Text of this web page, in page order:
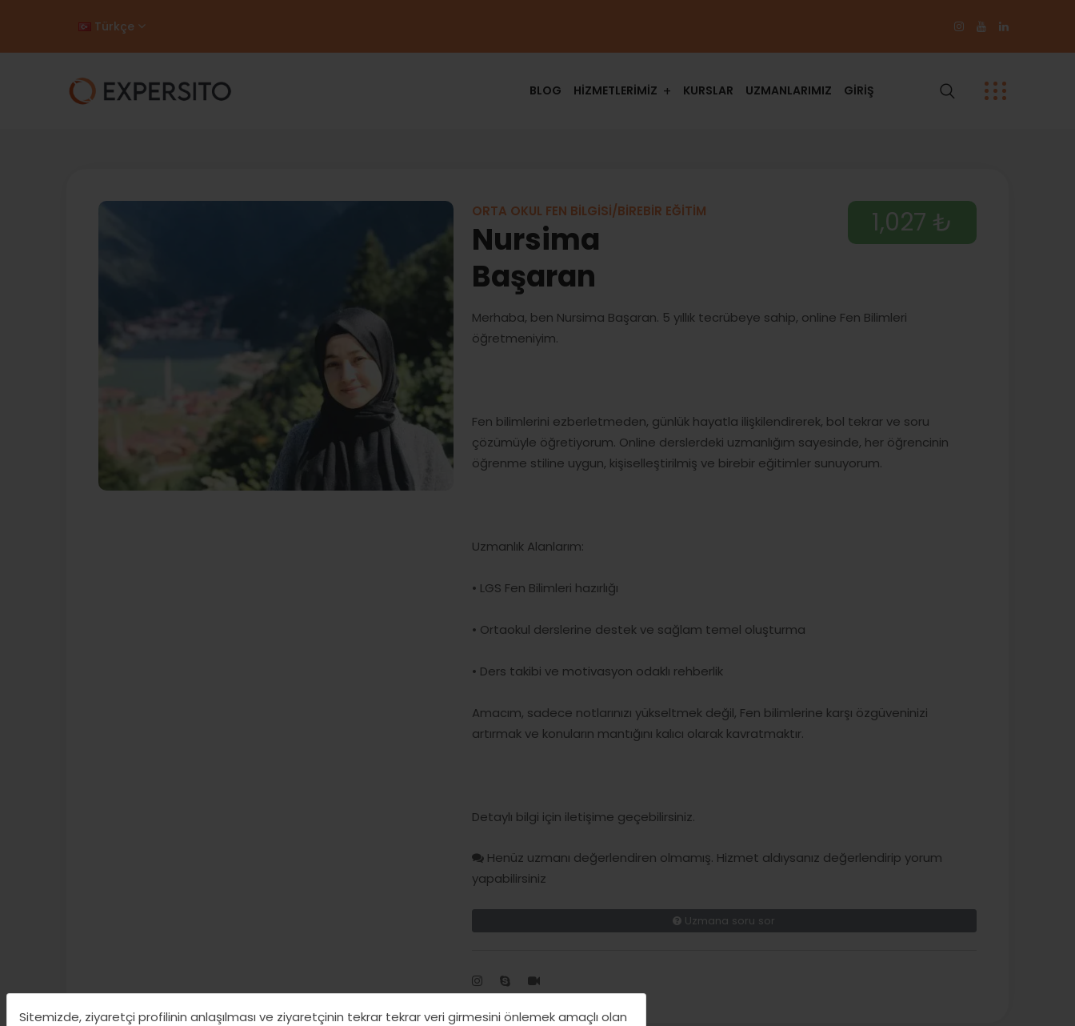
Sitemizde, ziyaretçi profilinin anlaşılması ve ziyaretçinin tekrar tekrar veri girmesini önlemek amaçlı olan
Türkçe
BLOG HİZMETLERİMİZ KURSLAR UZMANLARIMIZ GİRİŞ
ORTA OKUL FEN BİLGİSİ/BİREBİR EĞİTİM
Nursima
Başaran
1,027 ₺
Merhaba, ben Nursima Başaran. 5 yıllık tecrübeye sahip, online Fen Bilimleri
öğretmeniyim.
Fen bilimlerini ezberletmeden, günlük hayatla ilişkilendirerek, bol tekrar ve soru
çözümüyle öğretiyorum. Online derslerdeki uzmanlığım sayesinde, her öğrencinin
öğrenme stiline uygun, kişiselleştirilmiş ve birebir eğitimler sunuyorum.
Uzmanlık Alanlarım:
• LGS Fen Bilimleri hazırlığı
• Ortaokul derslerine destek ve sağlam temel oluşturma
• Ders takibi ve motivasyon odaklı rehberlik
Amacım, sadece notlarınızı yükseltmek değil, Fen bilimlerine karşı özgüveninizi
artırmak ve konuların mantığını kalıcı olarak kavratmaktır.
Detaylı bilgi için iletişime geçebilirsiniz.
Henüz uzmanı değerlendiren olmamış. Hizmet aldıysanız değerlendirip yorum
yapabilirsiniz
Uzmana soru sor